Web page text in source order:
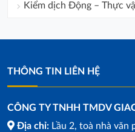
Kiểm dịch Động – Thực
THÔNG TIN LIÊN HỆ
CÔNG TY TNHH TMDV
Địa chỉ: Lầu 2, toà nhà văn